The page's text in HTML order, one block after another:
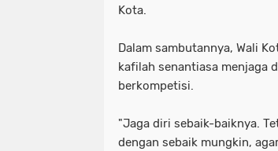
Kota.
Dalam sambutannya, Wali
kafilah senantiasa menjaga
berkompetisi.
"Jaga diri sebaik-baiknya.
dengan sebaik mungkin,